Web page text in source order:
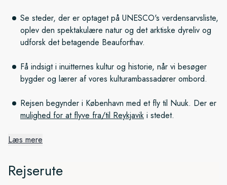
Se steder, der er optaget på UNESCO's verdensarvsliste,
oplev den spektakulære natur og det arktiske dyreliv og
udforsk det betagende Beauforthav.
Få indsigt i inuitternes kultur og historie, når vi besøger
bygder og lærer af vores kulturambassadører ombord.
Rejsen begynder i København med et fly til Nuuk. Der er
mulighed for at flyve fra/til Reykjavik i stedet.
Nordvestpassagen: Den
sagnomspundne rejse gennem
Læs mere
Rejserute